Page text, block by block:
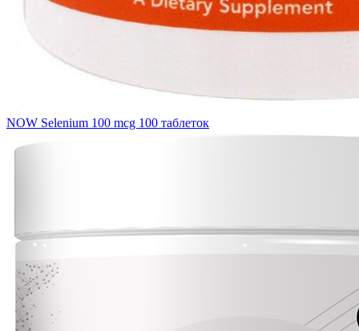
NOW Selenium 100 mcg 100 таблеток